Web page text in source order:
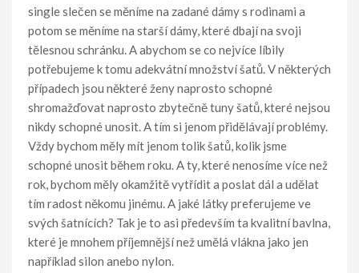
single slečen se měníme na zadané dámy s rodinami a
potom se měníme na starší dámy, které dbají na svoji
tělesnou schránku. A abychom se co nejvíce líbily
potřebujeme k tomu adekvátní množství šatů. V některých
případech jsou některé ženy naprosto schopné
shromažďovat naprosto zbytečně tuny šatů, které nejsou
nikdy schopné unosit. A tím si jenom přidělávají problémy.
Vždy bychom měly mít jenom tolik šatů, kolik jsme
schopné unosit během roku. A ty, které nenosíme více než
rok, bychom měly okamžitě vytřídit a poslat dál a udělat
tím radost někomu jinému. A jaké látky preferujeme ve
svých šatnících? Tak je to asi především ta kvalitní bavlna,
které je mnohem příjemnější než umělá vlákna jako jen
například silon anebo nylon.